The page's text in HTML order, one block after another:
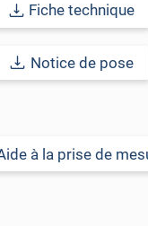
: pour pouvoir réutiliser
stocker propre, emballer
STAT609i.
Fiche technique
Notice de pose
à la prise de